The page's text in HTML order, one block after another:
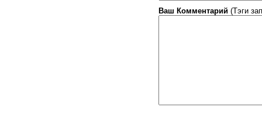
Ваш Комментарий (Тэги